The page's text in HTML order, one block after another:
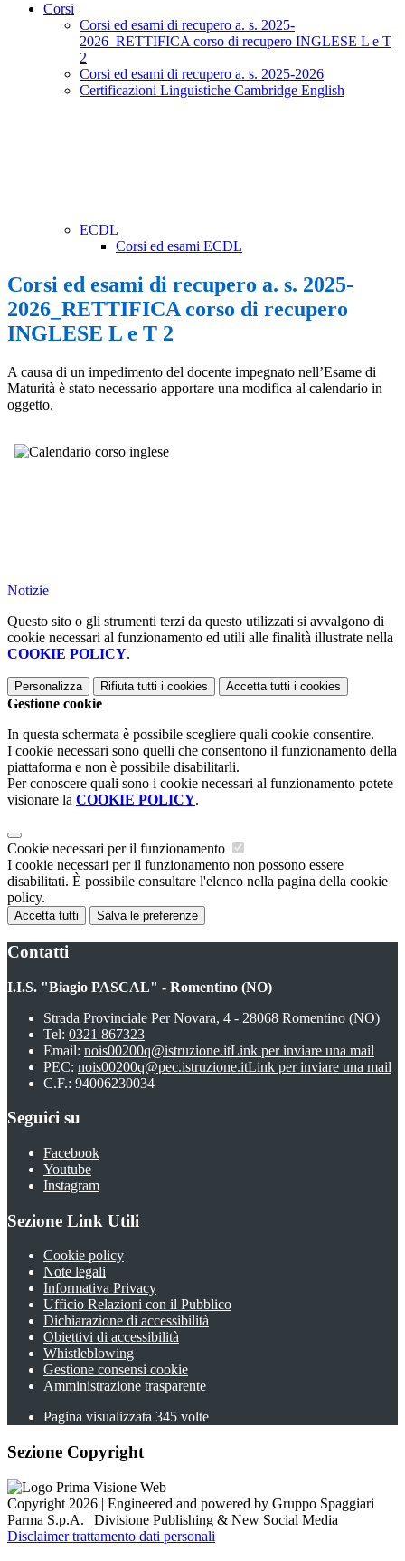
Corsi
Corsi ed esami di recupero a. s. 2025-
2026_RETTIFICA corso di recupero INGLESE L e T
2
Corsi ed esami di recupero a. s. 2025-2026
Certificazioni Linguistiche Cambridge English
ECDL
Corsi ed esami ECDL
Corsi ed esami di recupero a. s. 2025-
2026_RETTIFICA corso di recupero
INGLESE L e T 2
A causa di un impedimento del docente impegnato nell’Esame di
Maturità è stato necessario apportare una modifica al calendario in
oggetto.
Notizie
Questo sito o gli strumenti terzi da questo utilizzati si avvalgono di
cookie necessari al funzionamento ed utili alle finalità illustrate nella
COOKIE POLICY.
Personalizza Rifiuta tutti i cookies Accetta tutti i cookies
Gestione cookie
In questa schermata è possibile scegliere quali cookie consentire.
I cookie necessari sono quelli che consentono il funzionamento della
piattaforma e non è possibile disabilitarli.
Per conoscere quali sono i cookie necessari al funzionamento potete
visionare la COOKIE POLICY.
Cookie necessari per il funzionamento
I cookie necessari per il funzionamento non possono essere
disabilitati. È possibile consultare l'elenco nella pagina della cookie
policy.
Accetta tutti Salva le preferenze
Contatti
I.I.S. "Biagio PASCAL" - Romentino (NO)
Strada Provinciale Per Novara, 4 - 28068 Romentino (NO)
Tel: 0321 867323
Email: nois00200q@istruzione.itLink per inviare una mail
PEC: nois00200q@pec.istruzione.itLink per inviare una mail
C.F.: 94006230034
Seguici su
Facebook
Youtube
Instagram
Sezione Link Utili
Cookie policy
Note legali
Informativa Privacy
Ufficio Relazioni con il Pubblico
Dichiarazione di accessibilità
Obiettivi di accessibilità
Whistleblowing
Gestione consensi cookie
Amministrazione trasparente
Pagina visualizzata 345 volte
Sezione Copyright
Copyright 2026 | Engineered and powered by Gruppo Spaggiari
Parma S.p.A. | Divisione Publishing & New Social Media
Disclaimer trattamento dati personali